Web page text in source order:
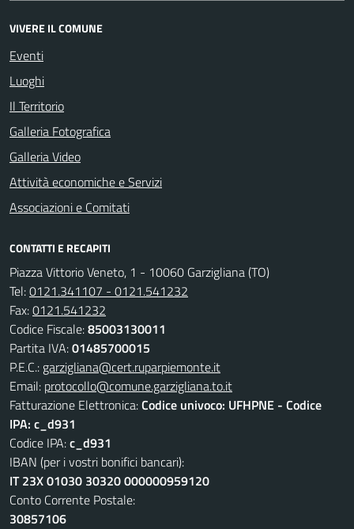
VIVERE IL COMUNE
Eventi
Luoghi
Il Territorio
Galleria Fotografica
Galleria Video
Attività economiche e Servizi
Associazioni e Comitati
CONTATTI E RECAPITI
Piazza Vittorio Veneto, 1 - 10060 Garzigliana (TO)
Tel:0121.341107 - 0121.541232
Fax:0121.541232
Codice Fiscale:85003130011
Partita IVA:01485700015
P.E.C.: garzigliana@cert.ruparpiemonte.it
Email: protocollo@comune.garzigliana.to.it
Fatturazione Elettronica:Codice univoco: UFHPNE - Codice
IPA: c_d931
Codice IPA:c_d931
IBAN (per i vostri bonifici bancari):
IT 23X 01030 30320 000000959120
Conto Corrente Postale:
30857106